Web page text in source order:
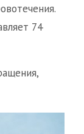
74